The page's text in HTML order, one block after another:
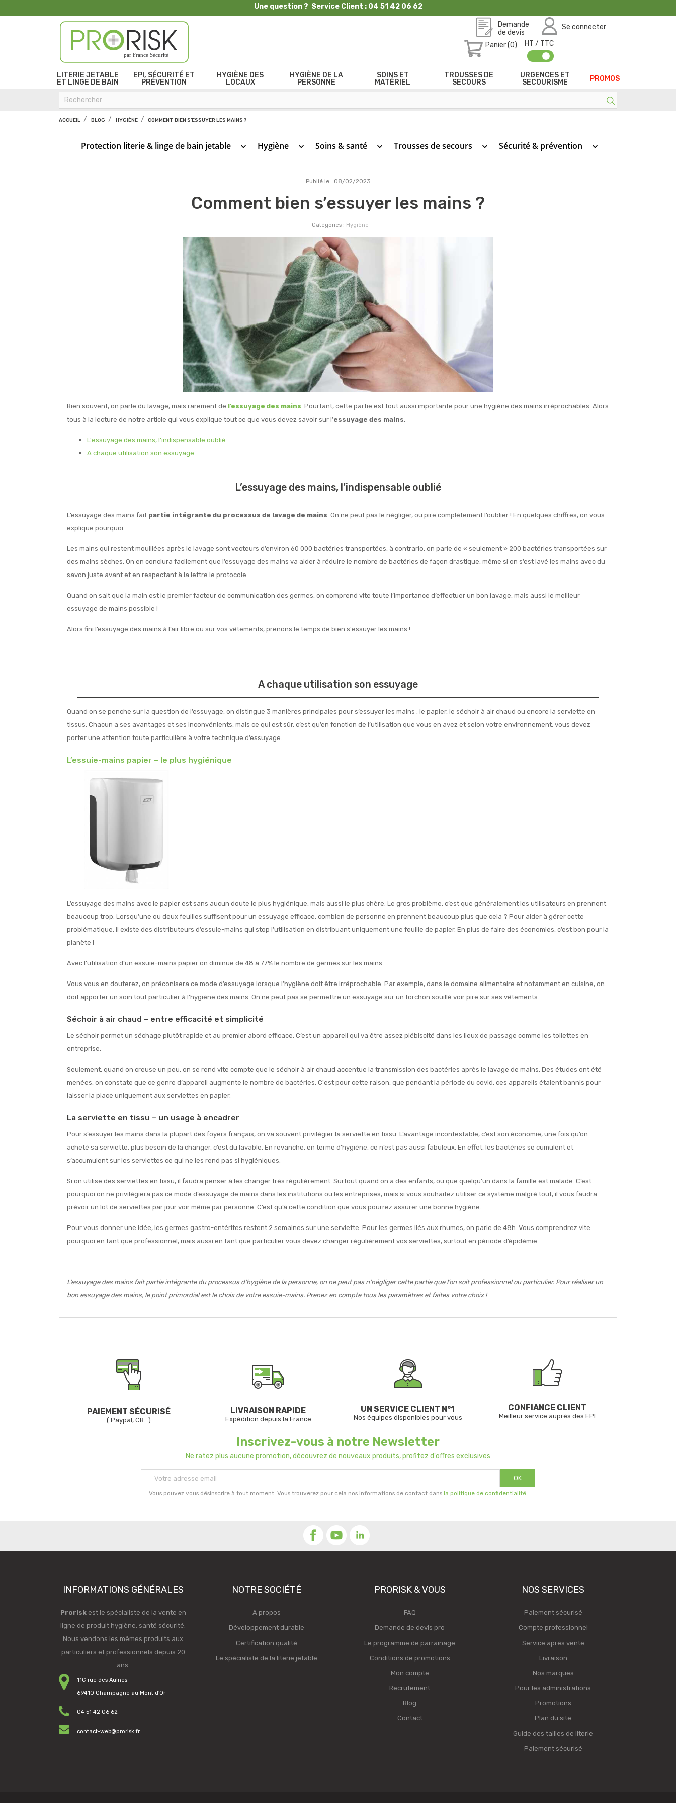
Une question ? Service Client : 04 51 42 06 62
par France Sécurité
Demande
de devis
Se connecter
Panier (0) HT / TTC
LITERIE JETABLE
ET LINGE DE BAIN
EPI, SÉCURITÉ ET
PRÉVENTION
HYGIÈNE DES
LOCAUX
HYGIÈNE DE LA
PERSONNE
SOINS ET
MATÉRIEL
TROUSSES DE
SECOURS
URGENCES ET
SECOURISME
PROMOS
ACCUEIL BLOG HYGIÈNE COMMENT BIEN S’ESSUYER LES MAINS ?
Protection literie & linge de bain jetable keyboard_arrow_down Hygiène keyboard_arrow_down Soins & santé keyboard_arrow_down Trousses de secours keyboard_arrow_down Sécurité & prévention keyboard_arrow_down
Publié le : 08/02/2023
Comment bien s’essuyer les mains ?
- Catégories : Hygiène
Bien souvent, on parle du lavage, mais rarement de l’essuyage des mains . Pourtant, cette partie est tout aussi importante pour une hygiène des mains irréprochables. Alors
tous à la lecture de notre article qui vous explique tout ce que vous devez savoir sur l’essuyage des mains
L'essuyage des mains, l'indispensable oublié
A chaque utilisation son essuyage
L’essuyage des mains, l’indispensable oublié
L’essuyage des mains fait partie intégrante du processus de lavage de mains . On ne peut pas le négliger, ou pire complètement l’oublier ! En quelques chiffres, on vous
explique pourquoi.
Les mains qui restent mouillées après le lavage sont vecteurs d’environ 60 000 bactéries transportées, à contrario, on parle de « seulement » 200 bactéries transportées sur
des mains sèches. On en conclura facilement que l’essuyage des mains va aider à réduire le nombre de bactéries de façon drastique, même si on s’est lavé les mains avec du
savon juste avant et en respectant à la lettre le protocole.
Quand on sait que la main est le premier facteur de communication des germes, on comprend vite toute l’importance d’effectuer un bon lavage, mais aussi le meilleur
essuyage de mains possible !
Alors fini l’essuyage des mains à l’air libre ou sur vos vêtements, prenons le temps de bien s'essuyer les mains !
A chaque utilisation son essuyage
Quand on se penche sur la question de l’essuyage, on distingue 3 manières principales pour s’essuyer les mains : le papier, le séchoir à air chaud ou encore la serviette en
tissus. Chacun a ses avantages et ses inconvénients, mais ce qui est sûr, c’est qu’en fonction de l’utilisation que vous en avez et selon votre environnement, vous devez
porter une attention toute particulière à votre technique d’essuyage.
L’essuie-mains papier – le plus hygiénique
L’essuyage des mains avec le papier est sans aucun doute le plus hygiénique, mais aussi le plus chère. Le gros problème, c’est que généralement les utilisateurs en prennent
beaucoup trop. Lorsqu’une ou deux feuilles suffisent pour un essuyage efficace, combien de personne en prennent beaucoup plus que cela ? Pour aider à gérer cette
problématique, il existe des distributeurs d’essuie-mains qui stop l’utilisation en distribuant uniquement une feuille de papier. En plus de faire des économies, c’est bon pour la
planète !
Avec l’utilisation d’un essuie-mains papier on diminue de 48 à 77% le nombre de germes sur les mains.
Vous vous en douterez, on préconisera ce mode d’essuyage lorsque l’hygiène doit être irréprochable. Par exemple, dans le domaine alimentaire et notamment en cuisine, on
doit apporter un soin tout particulier à l’hygiène des mains. On ne peut pas se permettre un essuyage sur un torchon souillé voir pire sur ses vêtements.
Séchoir à air chaud – entre efficacité et simplicité
Le séchoir permet un séchage plutôt rapide et au premier abord efficace. C’est un appareil qui va être assez plébiscité dans les lieux de passage comme les toilettes en
entreprise.
Seulement, quand on creuse un peu, on se rend vite compte que le séchoir à air chaud accentue la transmission des bactéries après le lavage de mains. Des études ont été
menées, on constate que ce genre d’appareil augmente le nombre de bactéries. C'est pour cette raison, que pendant la période du covid, ces appareils étaient bannis pour
laisser la place uniquement aux serviettes en papier.
La serviette en tissu – un usage à encadrer
Pour s’essuyer les mains dans la plupart des foyers français, on va souvent privilégier la serviette en tissu. L’avantage incontestable, c’est son économie, une fois qu’on
acheté sa serviette, plus besoin de la changer, c’est du lavable. En revanche, en terme d’hygiène, ce n’est pas aussi fabuleux. En effet, les bactéries se cumulent et
s’accumulent sur les serviettes ce qui ne les rend pas si hygiéniques.
Si on utilise des serviettes en tissu, il faudra penser à les changer très régulièrement. Surtout quand on a des enfants, ou que quelqu’un dans la famille est malade. C’est
pourquoi on ne privilégiera pas ce mode d’essuyage de mains dans les institutions ou les entreprises, mais si vous souhaitez utiliser ce système malgré tout, il vous faudra
prévoir un lot de serviettes par jour voir même par personne. C’est qu’à cette condition que vous pourrez assurer une bonne hygiène.
Pour vous donner une idée, les germes gastro-entérites restent 2 semaines sur une serviette. Pour les germes liés aux rhumes, on parle de 48h. Vous comprendrez vite
pourquoi en tant que professionnel, mais aussi en tant que particulier vous devez changer régulièrement vos serviettes, surtout en période d’épidémie.
L’essuyage des mains fait partie intégrante du processus d’hygiène de la personne, on ne peut pas n’négliger cette partie que l’on soit professionnel ou particulier. Pour réaliser un
bon essuyage des mains, le point primordial est le choix de votre essuie-mains. Prenez en compte tous les paramètres et faites votre choix !
PAIEMENT SÉCURISÉ
( Paypal, CB...)
LIVRAISON RAPIDE
Expédition depuis la France
UN SERVICE CLIENT N°1
Nos équipes disponibles pour vous
CONFIANCE CLIENT
Meilleur service auprès des EPI
Inscrivez-vous à notre Newsletter
Ne ratez plus aucune promotion, découvrez de nouveaux produits, profitez d'offres exclusives
OK
Vous pouvez vous désinscrire à tout moment. Vous trouverez pour cela nos informations de contact dans la politique de confidentialité.
INFORMATIONS GÉNÉRALES
Proriskest le spécialiste de la vente en
ligne de produit hygiène, santé sécurité.
Nous vendons les mêmes produits aux
particuliers et professionnels depuis 20
ans.
11C rue des Aulnes
69410 Champagne au Mont d'Or
04 51 42 06 62
contact-web@prorisk.fr
NOTRE SOCIÉTÉ
A propos
Développement durable
Certification qualité
Le spécialiste de la literie jetable
PRORISK & VOUS
FAQ
Demande de devis pro
Le programme de parrainage
Conditions de promotions
Mon compte
Recrutement
Blog
Contact
NOS SERVICES
Paiement sécurisé
Compte professionnel
Service après vente
Livraison
Nos marques
Pour les administrations
Promotions
Plan du site
Guide des tailles de literie
Paiement sécurisé